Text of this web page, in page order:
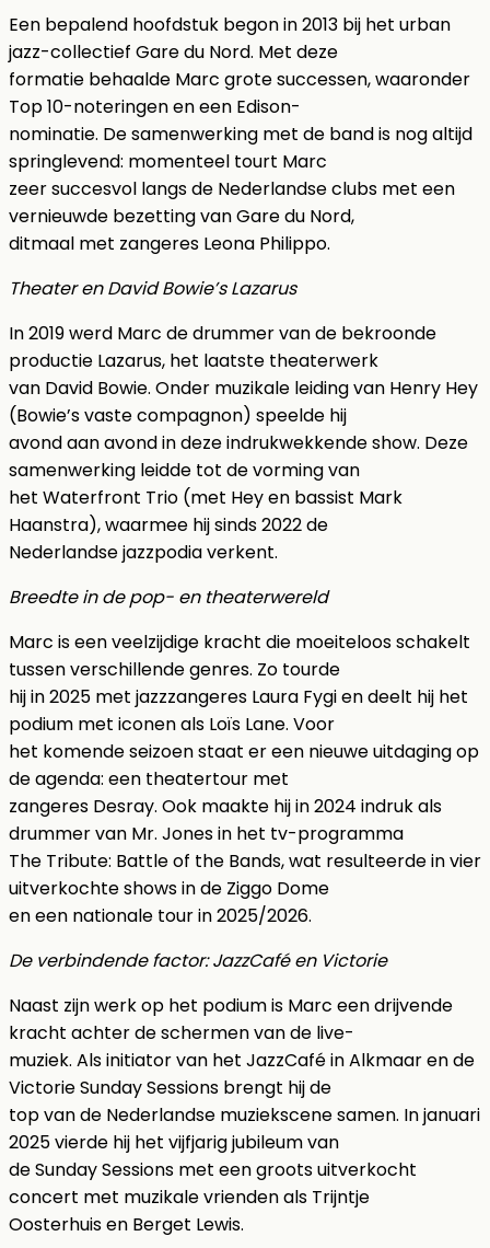
Een bepalend hoofdstuk begon in 2013 bij het urban
jazz-collectief Gare du Nord. Met deze
formatie behaalde Marc grote successen, waaronder
Top 10-noteringen en een Edison-
nominatie. De samenwerking met de band is nog altijd
springlevend: momenteel tourt Marc
zeer succesvol langs de Nederlandse clubs met een
vernieuwde bezetting van Gare du Nord,
ditmaal met zangeres Leona Philippo.
Theater en David Bowie’s Lazarus
In 2019 werd Marc de drummer van de bekroonde
productie Lazarus, het laatste theaterwerk
van David Bowie. Onder muzikale leiding van Henry Hey
(Bowie’s vaste compagnon) speelde hij
avond aan avond in deze indrukwekkende show. Deze
samenwerking leidde tot de vorming van
het Waterfront Trio (met Hey en bassist Mark
Haanstra), waarmee hij sinds 2022 de
Nederlandse jazzpodia verkent.
Breedte in de pop- en theaterwereld
Marc is een veelzijdige kracht die moeiteloos schakelt
tussen verschillende genres. Zo tourde
hij in 2025 met jazzzangeres Laura Fygi en deelt hij het
podium met iconen als Loïs Lane. Voor
het komende seizoen staat er een nieuwe uitdaging op
de agenda: een theatertour met
zangeres Desray. Ook maakte hij in 2024 indruk als
drummer van Mr. Jones in het tv-programma
The Tribute: Battle of the Bands, wat resulteerde in vier
uitverkochte shows in de Ziggo Dome
en een nationale tour in 2025/2026.
De verbindende factor: JazzCafé en Victorie
Naast zijn werk op het podium is Marc een drijvende
kracht achter de schermen van de live-
muziek. Als initiator van het JazzCafé in Alkmaar en de
Victorie Sunday Sessions brengt hij de
top van de Nederlandse muziekscene samen. In januari
2025 vierde hij het vijfjarig jubileum van
de Sunday Sessions met een groots uitverkocht
concert met muzikale vrienden als Trijntje
Oosterhuis en Berget Lewis.